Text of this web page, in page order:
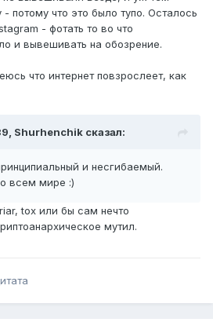
потому что это было тупо. Осталось
- фотать то во что
и вывешивать на обозрение.
что интернет повзрослеет, как
Shurhenchik сказал:
и несгибаемый.
всем мире :)
tox или бы сам нечто
мутил.